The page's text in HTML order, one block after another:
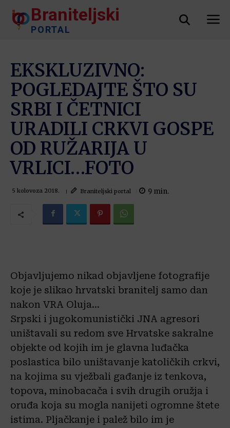
Braniteljski
PORTAL
EKSKLUZIVNO:
POGLEDAJTE ŠTO SU
SRBI I ČETNICI
URADILI CRKVI GOSPE
OD RUŽARIJA U
VRLICI…FOTO
5 kolovoza 2018. Braniteljski portal 9 min.
Objavljujemo nikad objavljene fotografije
koje je slikao hrvatski branitelj samo dan
nakon VRA Oluja…
Srpski i jugokomunistički JNA agresori
uništavali su redom sve Hrvatske sakralne
objekte od kojih im je glavna luđačka
poslastica bilo uništavanje katoličkih crkvi,
na kojima su vježbali gađanje iz tenkova,
topova, minobacača i svih drugih oružja i
oruđa koja su mogla nanijeti ogromne štete
istima. Pljačkanje i palež bilo im je